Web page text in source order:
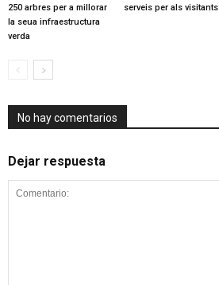
250 arbres per a millorar
la seua infraestructura
verda
serveis per als visitants
No hay comentarios
Dejar respuesta